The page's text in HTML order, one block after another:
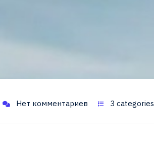
Нет комментариев 3 categories